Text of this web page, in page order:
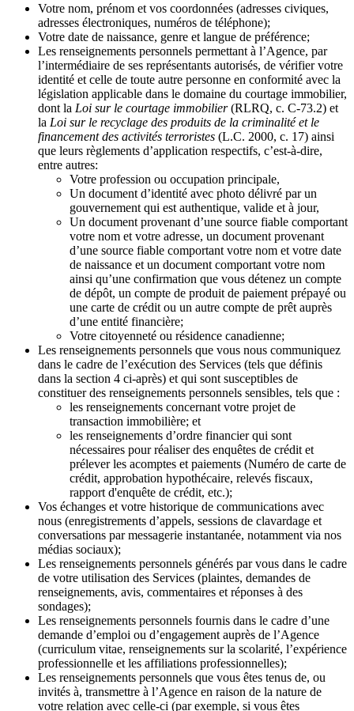
Votre nom, prénom et vos coordonnées (adresses civiques,
adresses électroniques, numéros de téléphone);
Votre date de naissance, genre et langue de préférence;
Les renseignements personnels permettant à l’Agence, par
l’intermédiaire de ses représentants autorisés, de vérifier votre
identité et celle de toute autre personne en conformité avec la
législation applicable dans le domaine du courtage immobilier,
dont la Loi sur le courtage immobilier(RLRQ, c. C-73.2) et
la Loi sur le recyclage des produits de la criminalité et le
financement des activités terroristes (L.C. 2000, c. 17) ainsi
que leurs règlements d’application respectifs, c’est-à-dire,
entre autres:
Votre profession ou occupation principale,
Un document d’identité avec photo délivré par un
gouvernement qui est authentique, valide et à jour,
Un document provenant d’une source fiable comportant
votre nom et votre adresse, un document provenant
d’une source fiable comportant votre nom et votre date
de naissance et un document comportant votre nom
ainsi qu’une confirmation que vous détenez un compte
de dépôt, un compte de produit de paiement prépayé ou
une carte de crédit ou un autre compte de prêt auprès
d’une entité financière;
Votre citoyenneté ou résidence canadienne;
Les renseignements personnels que vous nous communiquez
dans le cadre de l’exécution des Services (tels que définis
dans la section 4 ci-après) et qui sont susceptibles de
constituer des renseignements personnels sensibles, tels que :
les renseignements concernant votre projet de
transaction immobilière; et
les renseignements d’ordre financier qui sont
nécessaires pour réaliser des enquêtes de crédit et
prélever les acomptes et paiements (Numéro de carte de
crédit, approbation hypothécaire, relevés fiscaux,
rapport d'enquête de crédit, etc.);
Vos échanges et votre historique de communications avec
nous (enregistrements d’appels, sessions de clavardage et
conversations par messagerie instantanée, notamment via nos
médias sociaux);
Les renseignements personnels générés par vous dans le cadre
de votre utilisation des Services (plaintes, demandes de
renseignements, avis, commentaires et réponses à des
sondages);
Les renseignements personnels fournis dans le cadre d’une
demande d’emploi ou d’engagement auprès de l’Agence
(curriculum vitae, renseignements sur la scolarité, l’expérience
professionnelle et les affiliations professionnelles);
Les renseignements personnels que vous êtes tenus de, ou
invités à, transmettre à l’Agence en raison de la nature de
votre relation avec celle-ci (par exemple, si vous êtes